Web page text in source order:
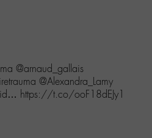
@arnaud_gallais
@Alexandra_Lamy
https://t.co/ooF18dEJy1